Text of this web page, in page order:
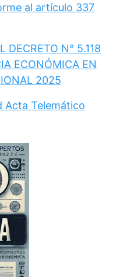
al artículo 337
DECRETO N° 5.118
ECONÓMICA EN
2025
Acta Telemático